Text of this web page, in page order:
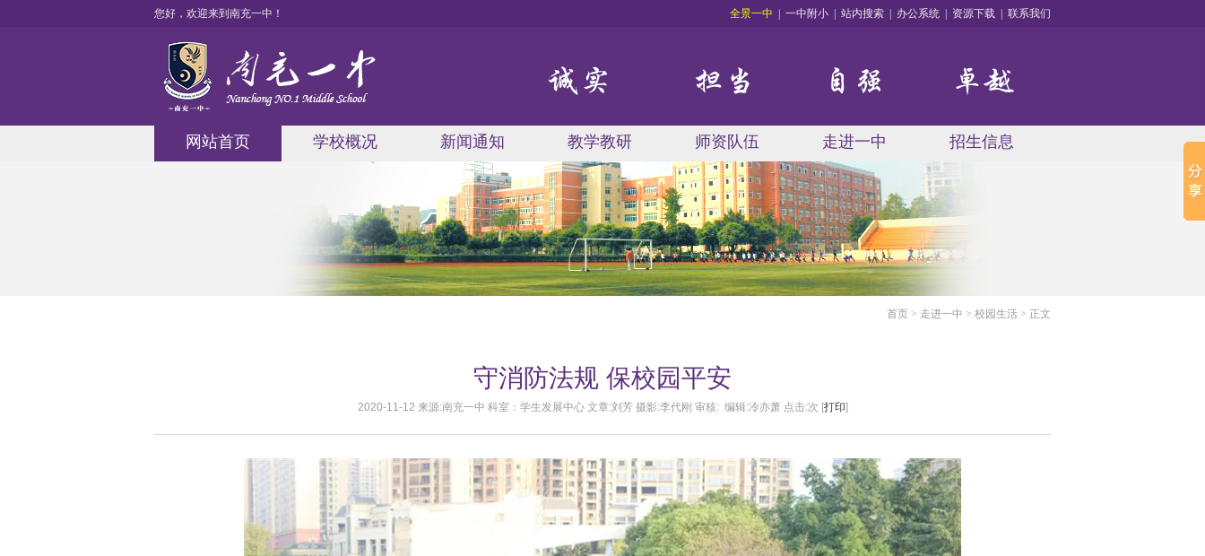
全景一中 一中附小 站内搜索 办公系统 资源下载 联系我们
您好，欢迎来到南充一中！
网站首页 学校概况 新闻通知 教学教研 师资队伍 走进一中 招生信息
首页 > 走进一中 > 校园生活 > 正文
守消防法规 保校园平安
2020-11-12 来源:南充一中 科室：学生发展中心 文章:刘芳 摄影:李代刚 审核: 编辑:冷亦萧 点击:次 [打印]